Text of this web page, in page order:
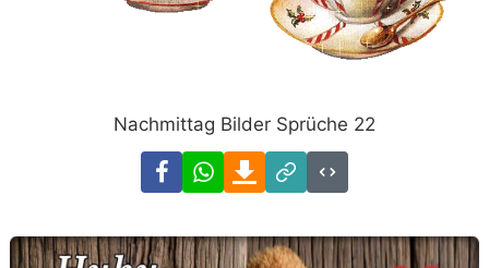
Nachmittag Bilder Sprüche 22
FacebookWhatsAppDownload
Link
Code